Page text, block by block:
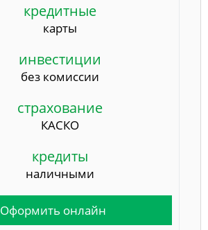
кредитные
карты
инвестиции
без комиссии
страхование
КАСКО
кредиты
наличными
Оформить онлайн